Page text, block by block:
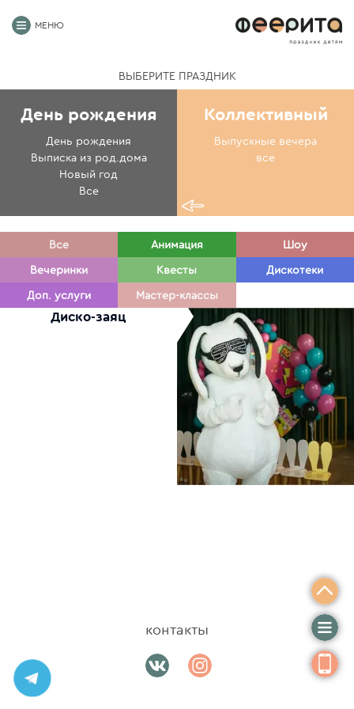
МЕНЮ
ВЫБЕРИТЕ ПРАЗДНИК
День рождения
День рождения
Выписка из род.дома
Новый год
Все
Коллективный
Выпускные вечера
все
Все Анимация
Шоу
Вечеринки
Квесты
Дискотеки
Доп. услуги
Мастер-классы
Диско-заяц
контакты